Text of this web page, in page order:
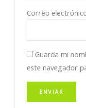
Correo
Guarda mi
este navegador